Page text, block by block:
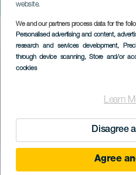
website.
We and our partners process data for the
Personalised advertising and content,
research and services development,
through device scanning, Store and/or
cookies
Learn
Disagree
Agree
de Moda e
Imagen
Listado